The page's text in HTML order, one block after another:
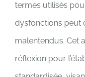
termes utilisés
dysfonctions peut
malentendus. Cet
réflexion pour